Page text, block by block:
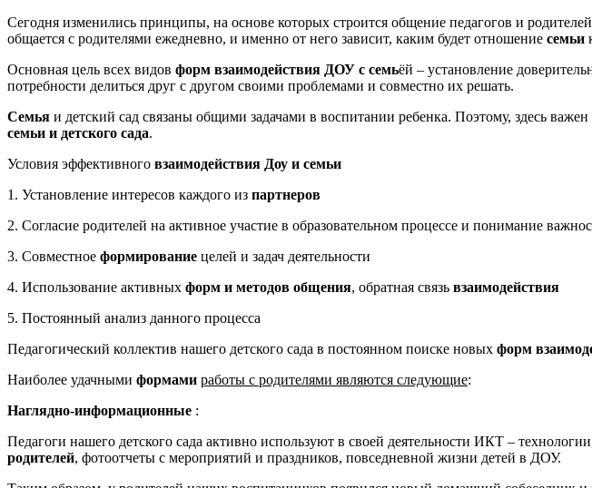
Сегодня изменились принципы, на основе которых строится общение педагогов и
общается с родителями ежедневно, и именно от него зависит, каким будет отношение семьи
Основная цель всех видов форм взаимодействия ДОУ с семьёй – установление
потребности делиться друг с другом своими проблемами и совместно их решать.
Семья и детский сад связаны общими задачами в воспитании ребенка. Поэтому, здесь
семьи и детского сада.
Условия эффективного взаимодействия Доу и семьи
1. Установление интересов каждого из партнеров
2. Согласие родителей на активное участие в образовательном процессе и понимание
3. Совместное формирование целей и задач деятельности
4. Использование активных форм и методов общения, обратная связь взаимодействия
5. Постоянный анализ данного процесса
Педагогический коллектив нашего детского сада в постоянном поиске новых форм
Наиболее удачными формами работы с родителями являются следующие:
Наглядно-информационные :
Педагоги нашего детского сада активно используют в своей деятельности ИКТ –
родителей, фотоотчеты с мероприятий и праздников, повседневной жизни детей в ДОУ.